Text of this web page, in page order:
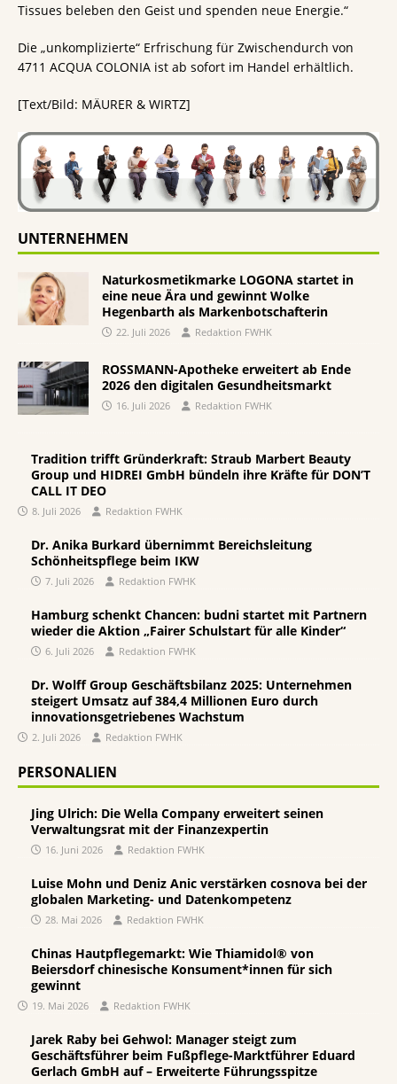
Tissues beleben den Geist und spenden neue Energie.“
Die „unkomplizierte“ Erfrischung für Zwischendurch von
4711 ACQUA COLONIA ist ab sofort im Handel erhältlich.
[Text/Bild: MÄURER & WIRTZ]
UNTERNEHMEN
Naturkosmetikmarke LOGONA startet in
eine neue Ära und gewinnt Wolke
Hegenbarth als Markenbotschafterin
22. Juli 2026 Redaktion FWHK
ROSSMANN-Apotheke erweitert ab Ende
2026 den digitalen Gesundheitsmarkt
16. Juli 2026 Redaktion FWHK
Tradition trifft Gründerkraft: Straub Marbert Beauty
Group und HIDREI GmbH bündeln ihre Kräfte für DON’T
CALL IT DEO
8. Juli 2026 Redaktion FWHK
Dr. Anika Burkard übernimmt Bereichsleitung
Schönheitspflege beim IKW
7. Juli 2026 Redaktion FWHK
Hamburg schenkt Chancen: budni startet mit Partnern
wieder die Aktion „Fairer Schulstart für alle Kinder“
6. Juli 2026 Redaktion FWHK
Dr. Wolff Group Geschäftsbilanz 2025: Unternehmen
steigert Umsatz auf 384,4 Millionen Euro durch
innovationsgetriebenes Wachstum
2. Juli 2026 Redaktion FWHK
PERSONALIEN
Jing Ulrich: Die Wella Company erweitert seinen
Verwaltungsrat mit der Finanzexpertin
16. Juni 2026 Redaktion FWHK
Luise Mohn und Deniz Anic verstärken cosnova bei der
globalen Marketing- und Datenkompetenz
28. Mai 2026 Redaktion FWHK
Chinas Hautpflegemarkt: Wie Thiamidol® von
Beiersdorf chinesische Konsument*innen für sich
gewinnt
19. Mai 2026 Redaktion FWHK
Jarek Raby bei Gehwol: Manager steigt zum
Geschäftsführer beim Fußpflege-Marktführer Eduard
Gerlach GmbH auf – Erweiterte Führungsspitze